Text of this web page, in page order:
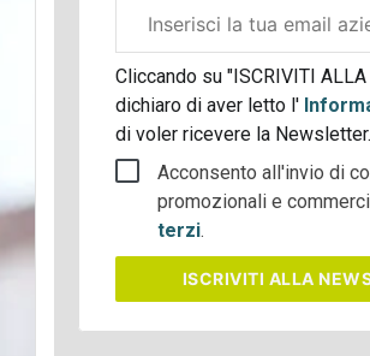
aziendale
Cliccando su "ISCRIVITI ALLA
dichiaro di aver letto l'
di voler ricevere la Newsletter.
Acconsento all'invio di
promozionali e
terzi.
ISCRIVITI ALLA